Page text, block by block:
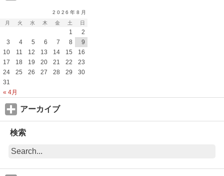
2026年8月
月
火 水 木 金 土 日
« 4月
1
2
3
4 5 6 7 8
9
10
11 12 13 14 15
16
17
18 19 20 21 22
23
24
25 26 27 28 29
30
31
アーカイブ
検索